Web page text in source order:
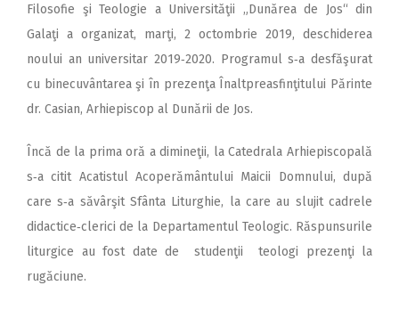
Filosofie şi Teologie a Universităţii „Dunărea de Jos“ din
Galaţi a organizat, marţi, 2 octombrie 2019, deschiderea
noului an universitar 2019‑2020. Programul s‑a desfăşurat
cu binecuvântarea şi în prezenţa Înaltpreasfinţitului Părinte
dr. Casian, Arhiepiscop al Dunării de Jos.
Încă de la prima oră a dimineţii, la Catedrala Arhi­episcopală
s‑a citit Acatistul Acoperământului Maicii Domnului, după
care s‑a săvârşit Sfânta Liturghie, la care au slujit cadrele
didactice‑clerici de la Departamentul Teologic. Răspunsurile
liturgice au fost date de studenţii teologi prezenţi la
rugăciune.